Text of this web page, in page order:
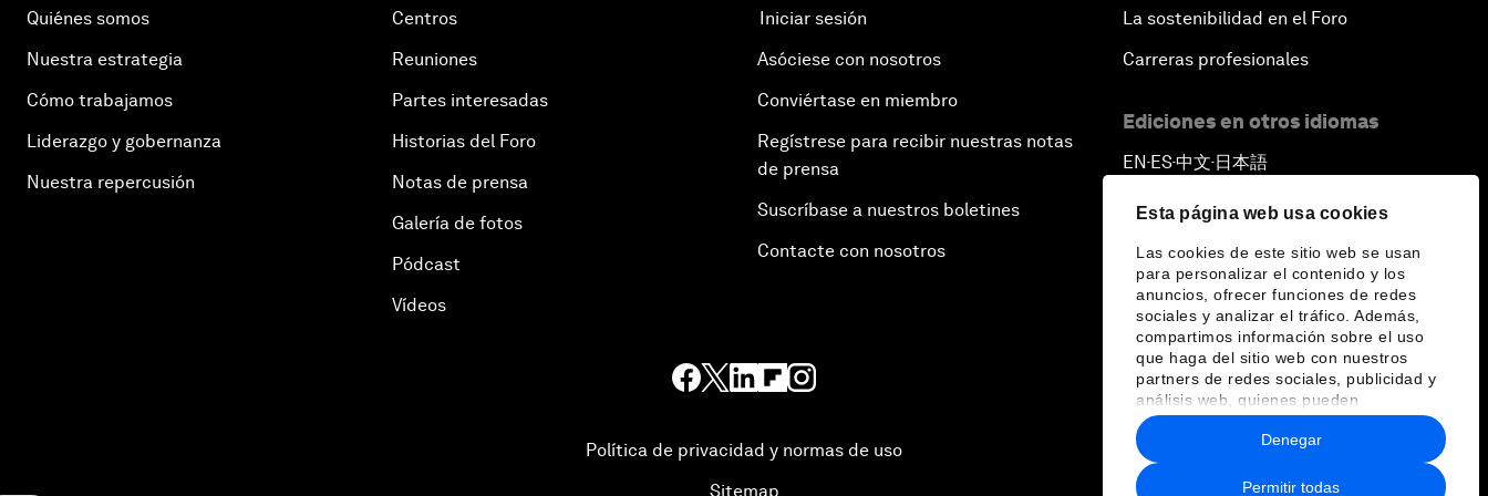
Esta página web usa cookies
Las cookies de este sitio web se usan
para personalizar el contenido y los
anuncios, ofrecer funciones de redes
sociales y analizar el tráfico. Además,
compartimos información sobre el uso
que haga del sitio web con nuestros
partners de redes sociales, publicidad y
análisis web, quienes pueden
combinarla con otra información que les
haya proporcionado o que hayan
recopilado a partir del uso que haya
hecho de sus servicios.
Permitir todas
Denegar
Quiénes somos
Nuestra estrategia
Cómo trabajamos
Liderazgo y gobernanza
Nuestra repercusión
Centros
Reuniones
Partes interesadas
Historias del Foro
Notas de prensa
Galería de fotos
Pódcast
Vídeos
Iniciar sesión
Asóciese con nosotros
Conviértase en miembro
Regístrese para recibir nuestras notas
de prensa
Suscríbase a nuestros boletines
Contacte con nosotros
La sostenibilidad en el Foro
Carreras profesionales
Ediciones en otros idiomas
EN ▪ES▪中文▪ 日本語
Política de privacidad y normas de uso
Sitemap